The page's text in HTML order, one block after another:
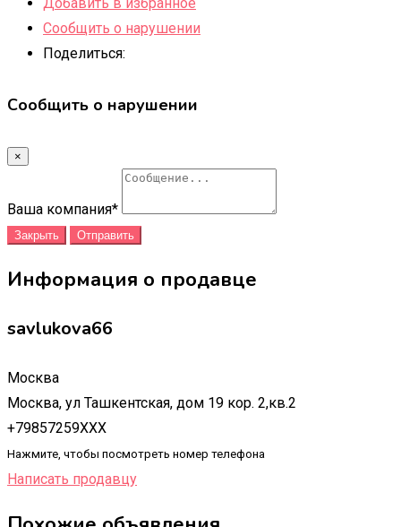
Сообщить о нарушении
Поделиться:
Сообщить о нарушении
×
Ваша компания*
Закрыть Отправить
Информация о продавце
savlukova66
Москва
Москва, ул Ташкентская, дом 19 кор. 2,кв.2
+79857259XXX
Нажмите, чтобы посмотреть номер телефона
Написать продавцу